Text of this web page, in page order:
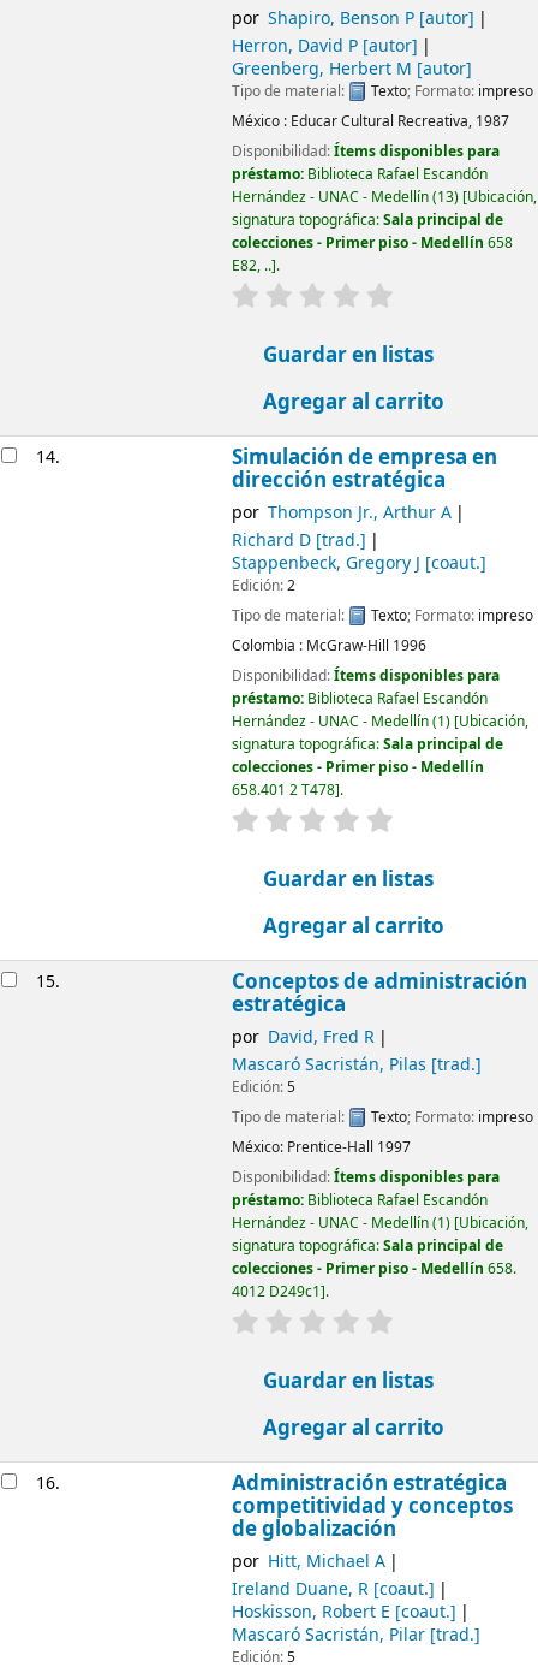
por Shapiro, Benson P[autor]
Herron, David P[autor]
Greenberg, Herbert M [autor]
Tipo de material: Texto; Formato: impreso
México : Educar Cultural Recreativa, 1987
Disponibilidad:Ítems disponibles para
préstamo: Biblioteca Rafael Escandón
Hernández - UNAC - Medellín(13) Ubicación,
signatura topográfica:Sala principal de
colecciones - Primer piso - Medellín 658
E82, .. .
valoración
Guardar en listas
Agregar al carrito
14. Simulación de empresa en
dirección estratégica
por Thompson Jr., Arthur A
Richard D[trad.]
Stappenbeck, Gregory J [coaut.]
Edición:2
Tipo de material:
Texto; Formato: impreso
Colombia : McGraw-Hill 1996
Disponibilidad:Ítems disponibles para
préstamo: Biblioteca Rafael Escandón
Hernández - UNAC - Medellín(1) Ubicación,
signatura topográfica:Sala principal de
colecciones - Primer piso - Medellín
658.401 2 T478 .
valoración
Guardar en listas
Agregar al carrito
15. Conceptos de administración
estratégica
por David, Fred R
Mascaró Sacristán, Pilas [trad.]
Edición:5
Tipo de material:
Texto; Formato: impreso
México: Prentice-Hall 1997
Disponibilidad:Ítems disponibles para
préstamo: Biblioteca Rafael Escandón
Hernández - UNAC - Medellín(1) Ubicación,
signatura topográfica:Sala principal de
colecciones - Primer piso - Medellín 658.
4012 D249c1 .
valoración
Guardar en listas
Agregar al carrito
16. Administración estratégica
competitividad y conceptos
de globalización
por Hitt, Michael A
Ireland Duane, R[coaut.]
Hoskisson, Robert E [coaut.]
Mascaró Sacristán, Pilar[trad.]
Edición:5